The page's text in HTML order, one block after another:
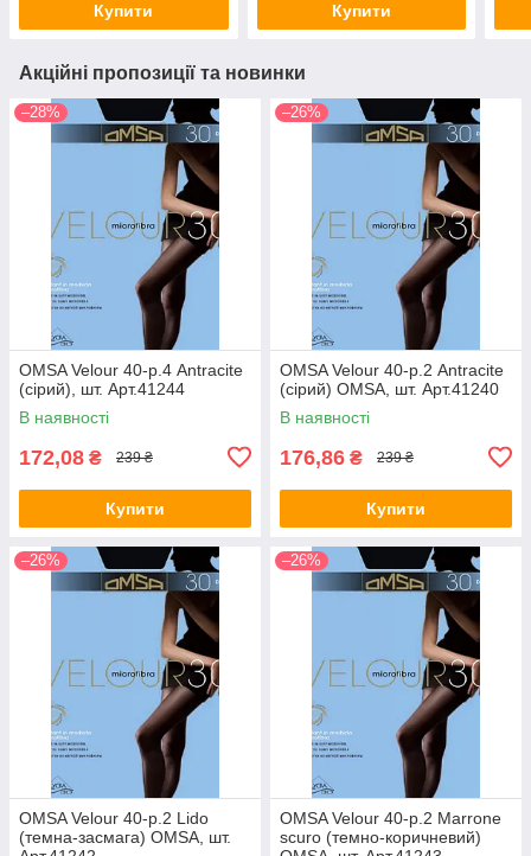
Купити Купити
Акційні пропозиції та новинки
–28%
OMSA Velour 40-р.4 Antracite
(сірий), шт. Арт.41244
В наявності
172,08 ₴ 239 ₴
Купити
–26%
OMSA Velour 40-р.2 Antracite
(сірий) OMSA, шт. Арт.41240
В наявності
176,86 ₴ 239 ₴
Купити
–26%
OMSA Velour 40-р.2 Lido
(темна-засмага) OMSA, шт.
–26%
OMSA Velour 40-р.2 Marrone
scuro (темно-коричневий)